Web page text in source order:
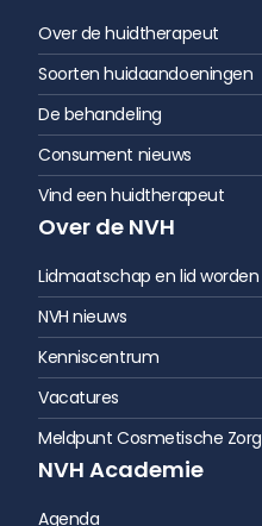
Over de huidtherapeut
Soorten huidaandoeningen
De behandeling
Consument nieuws
Vind een huidtherapeut
Over de NVH
Lidmaatschap en lid worden
NVH nieuws
Kenniscentrum
Vacatures
Meldpunt Cosmetische Zorg
NVH Academie
Agenda